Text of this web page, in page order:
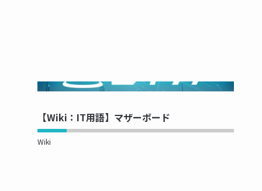
NOW PRINTING...
【Wiki：IT用語】マザーボード
Wiki